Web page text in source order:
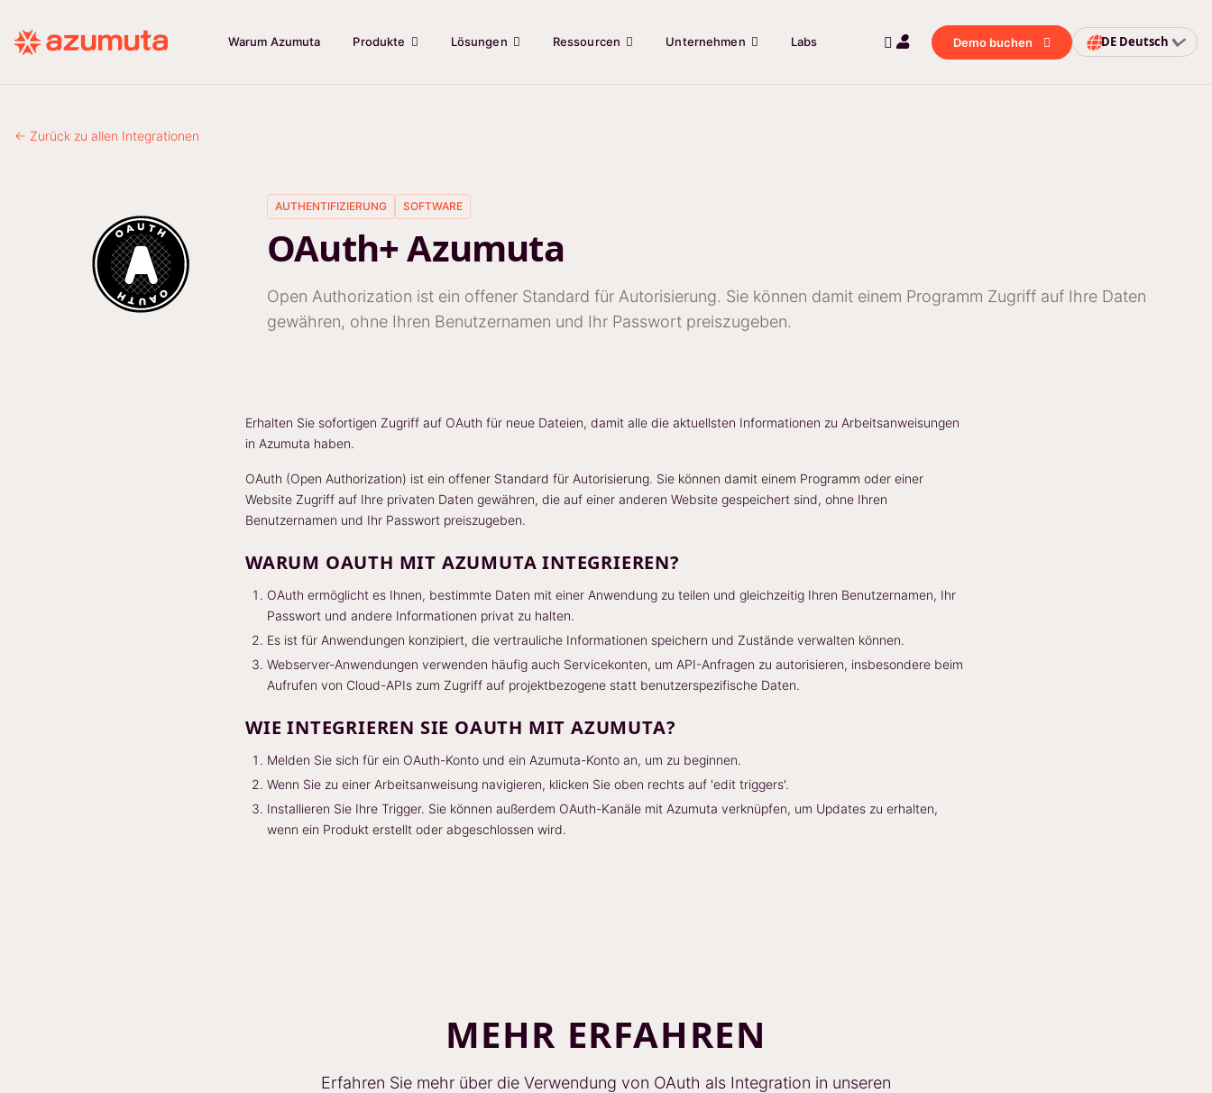
Warum Azumuta Produkte Lösungen Ressourcen Unternehmen Labs Demo buchen DE Deutsch
← Zurück zu allen Integrationen
AUTHENTIFIZIERUNG SOFTWARE
OAuth+ Azumuta
Open Authorization ist ein offener Standard für Autorisierung. Sie können damit einem Programm Zugriff auf Ihre Daten
gewähren, ohne Ihren Benutzernamen und Ihr Passwort preiszugeben.
Erhalten Sie sofortigen Zugriff auf OAuth für neue Dateien, damit alle die aktuellsten Informationen zu Arbeitsanweisungen
in Azumuta haben.
OAuth (Open Authorization) ist ein offener Standard für Autorisierung. Sie können damit einem Programm oder einer
Website Zugriff auf Ihre privaten Daten gewähren, die auf einer anderen Website gespeichert sind, ohne Ihren
Benutzernamen und Ihr Passwort preiszugeben.
WARUM OAUTH MIT AZUMUTA INTEGRIEREN?
OAuth ermöglicht es Ihnen, bestimmte Daten mit einer Anwendung zu teilen und gleichzeitig Ihren Benutzernamen, Ihr
Passwort und andere Informationen privat zu halten.
Es ist für Anwendungen konzipiert, die vertrauliche Informationen speichern und Zustände verwalten können.
Webserver-Anwendungen verwenden häufig auch Servicekonten, um API-Anfragen zu autorisieren, insbesondere beim
Aufrufen von Cloud-APIs zum Zugriff auf projektbezogene statt benutzerspezifische Daten.
WIE INTEGRIEREN SIE OAUTH MIT AZUMUTA?
Melden Sie sich für ein OAuth-Konto und ein Azumuta-Konto an, um zu beginnen.
Wenn Sie zu einer Arbeitsanweisung navigieren, klicken Sie oben rechts auf 'edit triggers'.
Installieren Sie Ihre Trigger. Sie können außerdem OAuth-Kanäle mit Azumuta verknüpfen, um Updates zu erhalten,
wenn ein Produkt erstellt oder abgeschlossen wird.
MEHR ERFAHREN
Erfahren Sie mehr über die Verwendung von OAuth als Integration in unseren